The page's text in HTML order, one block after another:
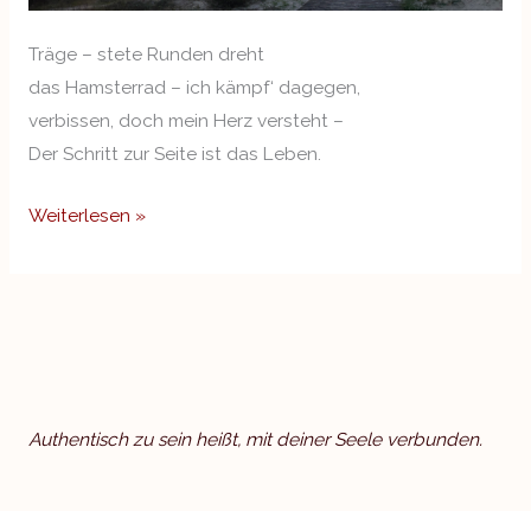
Träge – stete Runden dreht
das Hamsterrad – ich kämpf‘ dagegen,
verbissen, doch mein Herz versteht –
Der Schritt zur Seite ist das Leben.
Weiterlesen »
Authentisch zu sein heißt, mit deiner Seele verbunden.